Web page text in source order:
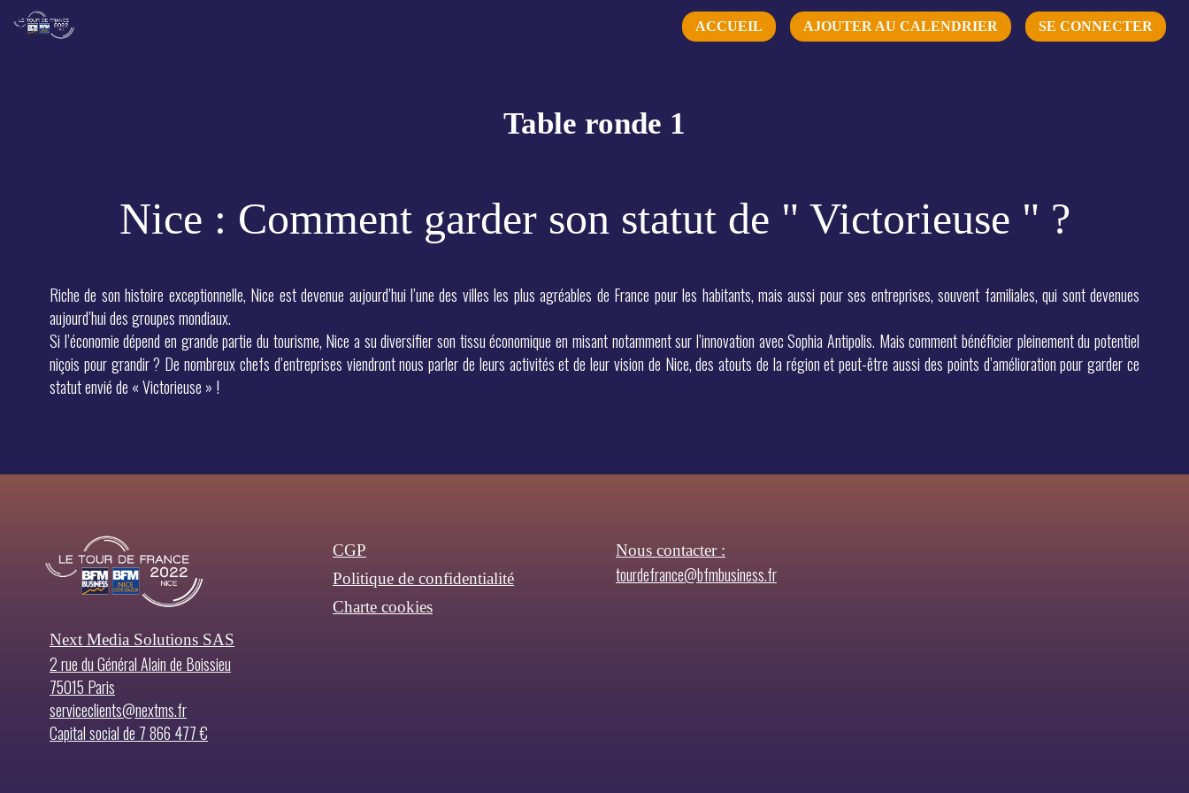
ACCUEIL AJOUTER AU CALENDRIER SE CONNECTER
Table ronde 1
Nice : Comment garder son statut de " Victorieuse " ?
Riche de son histoire exceptionnelle, Nice est devenue aujourd’hui l’une des villes les plus agréables de France pour les habitants, mais aussi pour ses entreprises, souvent familiales, qui sont devenues
aujourd’hui des groupes mondiaux.
Si l’économie dépend en grande partie du tourisme, Nice a su diversifier son tissu économique en misant notamment sur l’innovation avec Sophia Antipolis. Mais comment bénéficier pleinement du potentiel
niçois pour grandir ? De nombreux chefs d’entreprises viendront nous parler de leurs activités et de leur vision de Nice, des atouts de la région et peut-être aussi des points d’amélioration pour garder ce
Next Media Solutions SAS
2 rue du Général Alain de Boissieu
75015 Paris
serviceclients@nextms.fr
Capital social de 7 866 477 €
CGP
Politique de confidentialité
Charte cookies
Nous contacter :
tourdefrance@bfmbusiness.fr